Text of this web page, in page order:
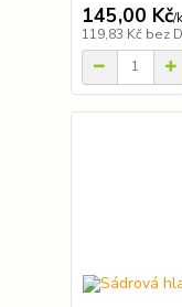
145,00 Kč/
119,83 Kč bez